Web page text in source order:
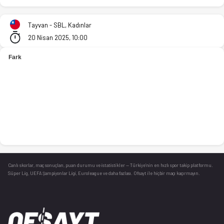
Taiyuan (K) - Cathay Life (K) 65-84 bitti. İstatistikler, puan
Tayvan - SBL, Kadınlar
20 Nisan 2025, 10:00
Canlı skorlar , maç sonuçları, puan durumu ve istatistikler — Türkiye’nin en hızlı spor takip platformu.
Süper Lig, UEFA Şampiyonlar Ligi, Euroleague ve daha fazlası. Ofsayt ile hiçbir maçı kaçırmayın.